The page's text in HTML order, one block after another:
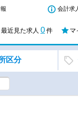
会計求
最近見た求人 0 件 マ
区分